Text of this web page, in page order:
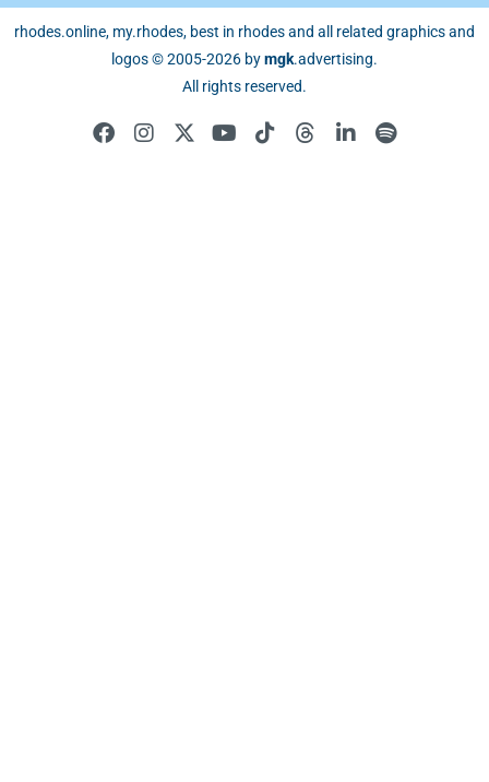
rhodes.online, my.rhodes, best in rhodes and all related graphics and
logos © 2005-2026 bymgk.advertising.
All rights reserved.